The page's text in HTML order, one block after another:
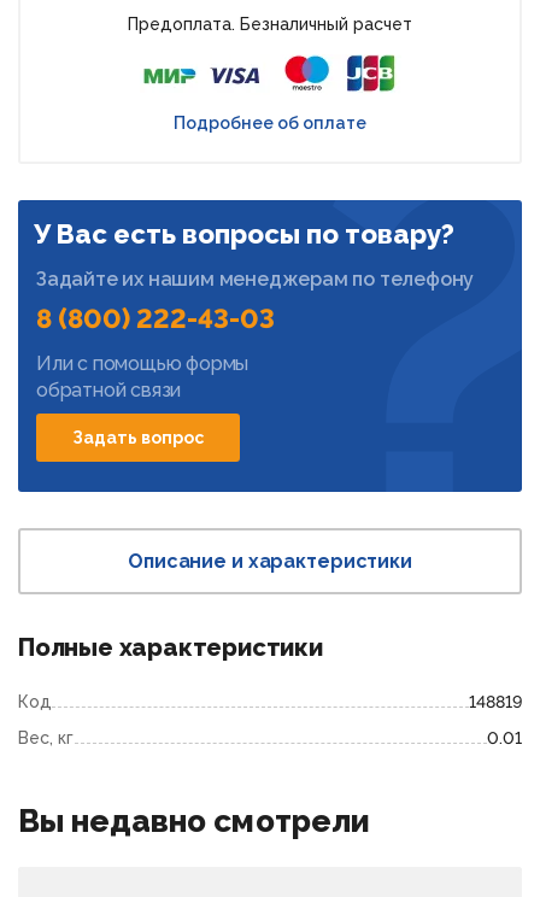
Предоплата. Безналичный расчет
Подробнее об оплате
У Вас есть вопросы по товару?
Задайте их нашим менеджерам по телефону
8 (800) 222-43-03
Или с помощью формы
обратной связи
Задать вопрос
Описание и характеристики
Полные характеристики
Код
148819
Вес, кг
0.01
Вы недавно смотрели